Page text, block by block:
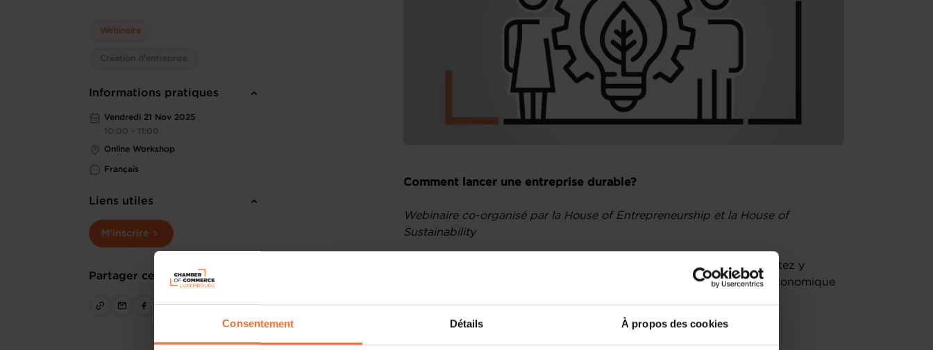
Consentement Détails À propos des cookies
Webinaire
Création d'entreprise
Informations pratiques
Vendredi 21 Nov 2025
10:00 - 11:00
Online Workshop
Français
Liens utiles
M'inscrire
Partager cet article
Comment lancer une entreprise durable?
Webinaire co-organisé par la House of Entrepreneurship et la House of
Sustainability
Vous développez un projet entrepreneurial au Luxembourg et souhaitez y
intégrer des dimensions durables tout en assurant sa performance économique